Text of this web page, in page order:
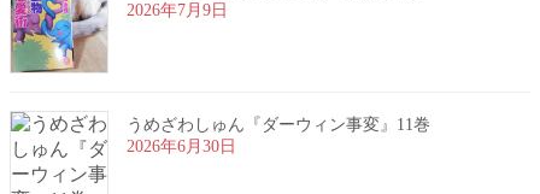
2026年7月9日
うめざわしゅん『ダーウィン事変』11巻
2026年6月30日